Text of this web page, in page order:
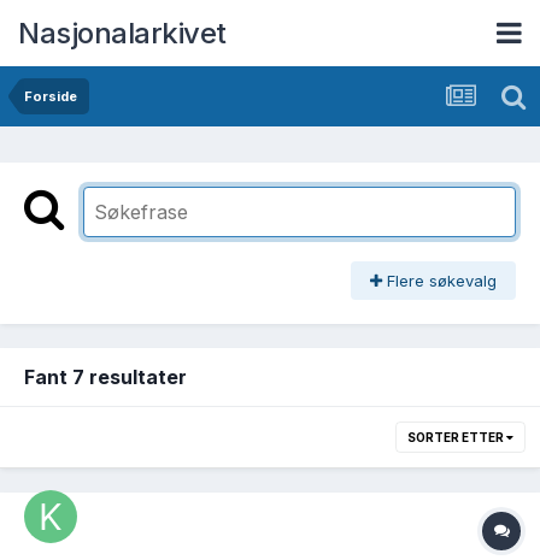
Nasjonalarkivet
Forside
Flere søkevalg
Fant 7 resultater
SORTER ETTER